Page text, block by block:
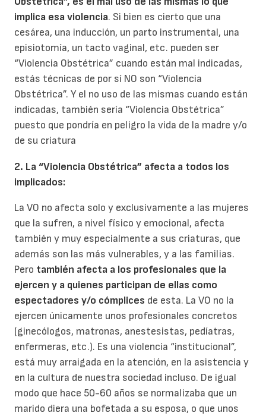
implica esa violencia. Si bien es cierto que una
cesárea, una inducción, un parto instrumental, una
episiotomía, un tacto vaginal, etc. pueden ser
“Violencia Obstétrica” cuando están mal indicadas,
estás técnicas de por sí NO son “Violencia
Obstétrica”. Y el no uso de las mismas cuando están
indicadas, también sería “Violencia Obstétrica”
puesto que pondría en peligro la vida de la madre y/o
de su criatura
2. La “Violencia Obstétrica” afecta a todos los
implicados:
La VO no afecta solo y exclusivamente a las mujeres
que la sufren, a nivel físico y emocional, afecta
también y muy especialmente a sus criaturas, que
además son las más vulnerables, y a las familias.
Pero también afecta a los profesionales que la
ejercen y a quienes participan de ellas como
espectadores y/o cómplices de esta. La VO no la
ejercen únicamente unos profesionales concretos
(ginecólogos, matronas, anestesistas, pedíatras,
enfermeras, etc.). Es una violencia “institucional”,
está muy arraigada en la atención, en la asistencia y
en la cultura de nuestra sociedad incluso. De igual
modo que hace 50-60 años se normalizaba que un
marido diera una bofetada a su esposa, o que unos